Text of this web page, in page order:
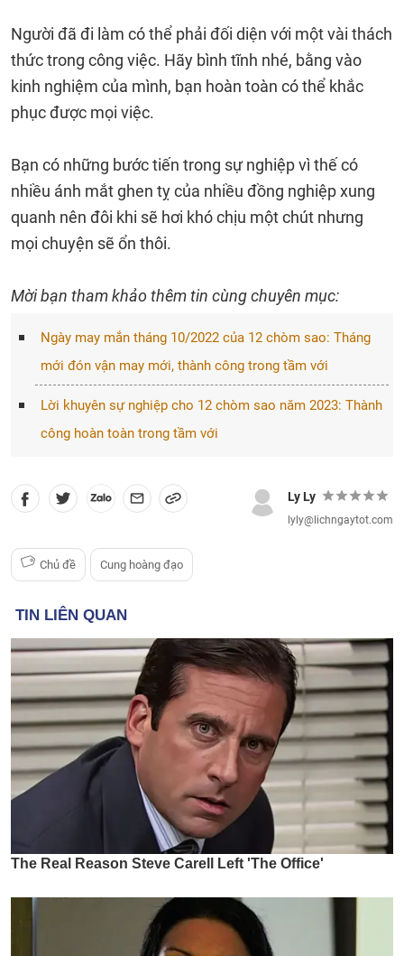
Người đã đi làm có thể phải đối diện với một vài thách
thức trong công việc. Hãy bình tĩnh nhé, bằng vào
kinh nghiệm của mình, bạn hoàn toàn có thể khắc
phục được mọi việc.
Bạn có những bước tiến trong sự nghiệp vì thế có
nhiều ánh mắt ghen tỵ của nhiều đồng nghiệp xung
quanh nên đôi khi sẽ hơi khó chịu một chút nhưng
mọi chuyện sẽ ổn thôi.
Mời bạn tham khảo thêm tin cùng chuyên mục:
Ngày may mắn tháng 10/2022 của 12 chòm sao: Tháng
mới đón vận may mới, thành công trong tầm với
Lời khuyên sự nghiệp cho 12 chòm sao năm 2023: Thành
công hoàn toàn trong tầm với
Ly Ly
lyly@lichngaytot.com
Chủ đề Cung hoàng đạo